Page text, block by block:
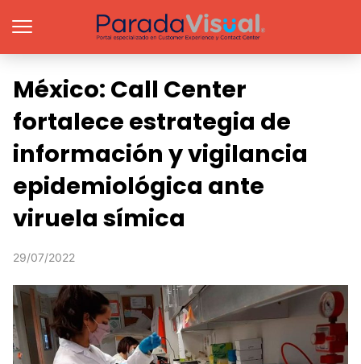
México: Call Center
fortalece estrategia de
información y vigilancia
epidemiológica ante
viruela símica
29/07/2022